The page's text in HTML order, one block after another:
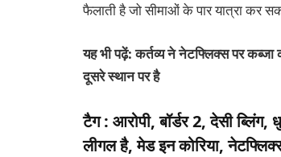
फैलाती है जो सीमाओं के पार यात्रा कर
यह भी पढ़ें: कर्तव्य ने नेटफ्लिक्स पर
दूसरे स्थान पर है
टैग : आरोपी, बॉर्डर 2, देसी
लीगल है, मेड इन कोरिया,